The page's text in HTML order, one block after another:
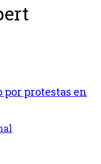
por protestas en